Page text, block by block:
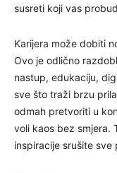
susreti koji vas
Karijera može dobiti
Ovo je odlično
nastup, edukaciju,
sve što traži brzu
odmah pretvoriti u
voli kaos bez smjera.
inspiracije srušite